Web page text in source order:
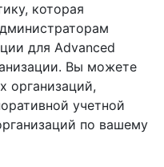
которая
для Advanced
Вы можете
организаций,
учетной
по вашему